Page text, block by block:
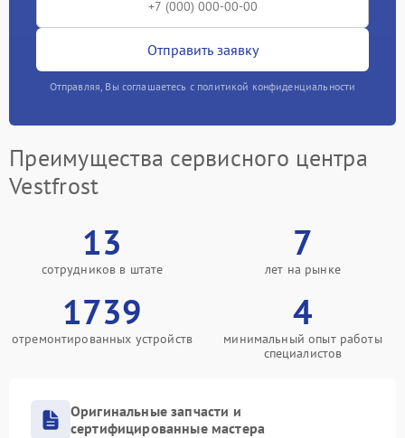
Отправить заявку
Отправляя, Вы соглашаетесь с политикой конфиденциальности
Преимущества сервисного центра
Vestfrost
13
сотрудников в штате
7
лет на рынке
1739
отремонтированных устройств
4
минимальный опыт работы
специалистов
Оригинальные запчасти и
сертифицированные мастера